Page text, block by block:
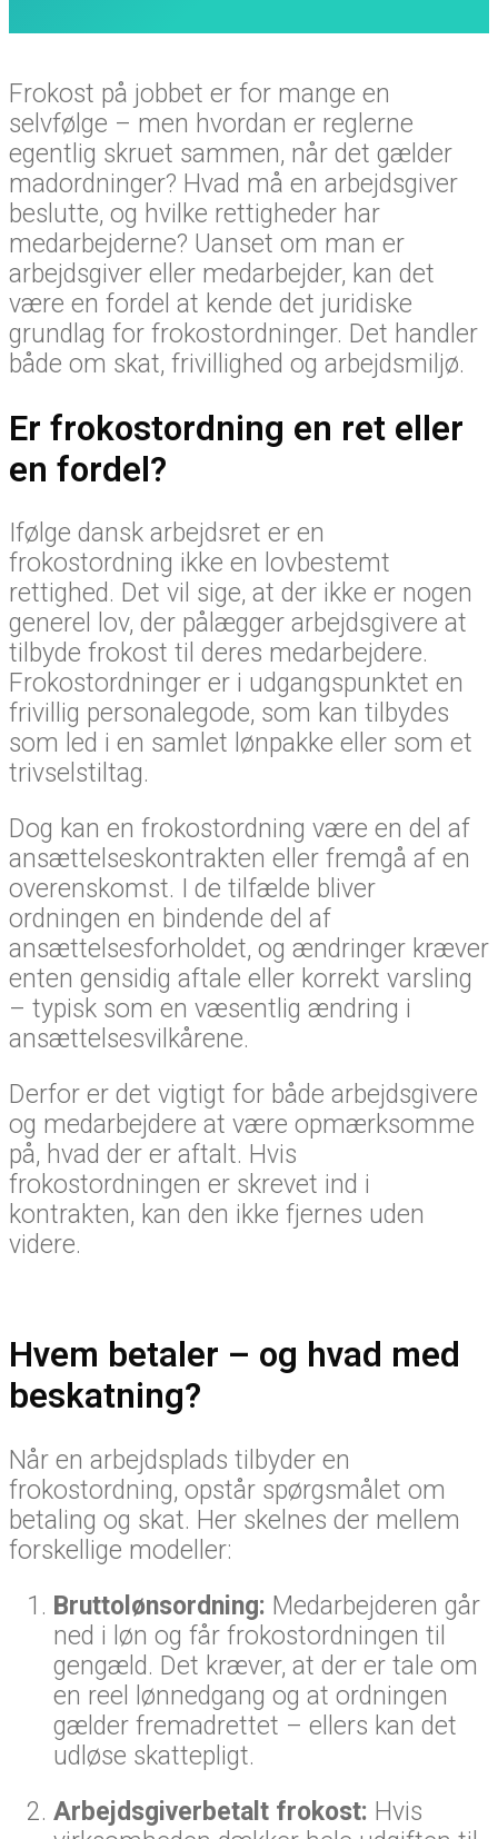
Frokost på jobbet er for mange en
selvfølge – men hvordan er reglerne
egentlig skruet sammen, når det gælder
madordninger? Hvad må en arbejdsgiver
beslutte, og hvilke rettigheder har
medarbejderne? Uanset om man er
arbejdsgiver eller medarbejder, kan det
være en fordel at kende det juridiske
grundlag for frokostordninger. Det handler
både om skat, frivillighed og arbejdsmiljø.
Er frokostordning en ret eller
en fordel?
Ifølge dansk arbejdsret er en
frokostordning ikke en lovbestemt
rettighed. Det vil sige, at der ikke er nogen
generel lov, der pålægger arbejdsgivere at
tilbyde frokost til deres medarbejdere.
Frokostordninger er i udgangspunktet en
frivillig personalegode, som kan tilbydes
som led i en samlet lønpakke eller som et
trivselstiltag.
Dog kan en frokostordning være en del af
ansættelseskontrakten eller fremgå af en
overenskomst. I de tilfælde bliver
ordningen en bindende del af
ansættelsesforholdet, og ændringer kræver
enten gensidig aftale eller korrekt varsling
– typisk som en væsentlig ændring i
ansættelsesvilkårene.
Derfor er det vigtigt for både arbejdsgivere
og medarbejdere at være opmærksomme
på, hvad der er aftalt. Hvis
frokostordningen er skrevet ind i
kontrakten, kan den ikke fjernes uden
videre.
Hvem betaler – og hvad med
beskatning?
Når en arbejdsplads tilbyder en
frokostordning, opstår spørgsmålet om
betaling og skat. Her skelnes der mellem
forskellige modeller:
Bruttolønsordning: Medarbejderen går
ned i løn og får frokostordningen til
gengæld. Det kræver, at der er tale om
en reel lønnedgang og at ordningen
gælder fremadrettet – ellers kan det
udløse skattepligt.
Arbejdsgiverbetalt frokost: Hvis